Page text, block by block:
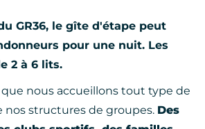
GR36, le gîte d'étape peut
pour une nuit. Les
2 à 6 lits.
que nous accueillons tout type de
nos structures de groupes. Des